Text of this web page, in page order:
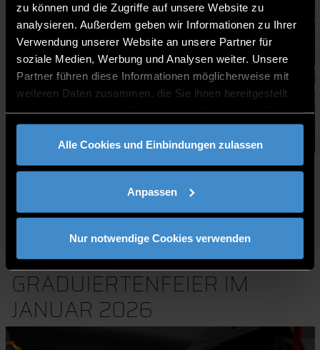
zu können und die Zugriffe auf unsere Website zu
analysieren. Außerdem geben wir Informationen zu Ihrer
Verwendung unserer Website an unsere Partner für
soziale Medien, Werbung und Analysen weiter. Unsere
Partner führen diese Informationen möglicherweise mit
weiteren Daten zusammen, die Sie ihnen bereitgestellt
gesammelt haben.
Alle Cookies und Einbindungen zulassen
Anpassen
Nur notwendige Cookies verwenden
EINDRÜCKE VON DER
GRADUIERTENFEIER IM
JANUAR 2026